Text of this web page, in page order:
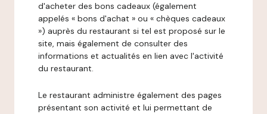
d'acheter des bons cadeaux (également
appelés « bons d'achat » ou « chèques cadeaux
») auprès du restaurant si tel est proposé sur le
site, mais également de consulter des
informations et actualités en lien avec l'activité
du restaurant.
Le restaurant administre également des pages
présentant son activité et lui permettant de